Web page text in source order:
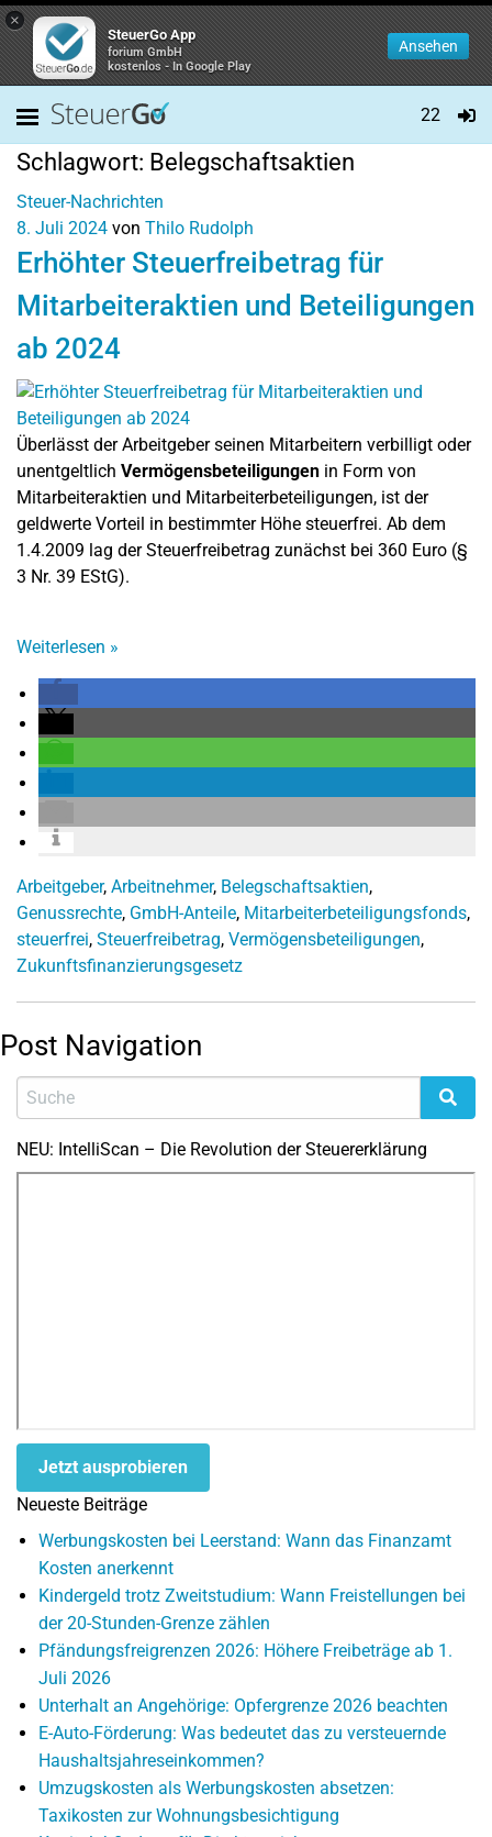
×
SteuerGo App
forium GmbH
kostenlos - In Google Play
Ansehen
22
Schlagwort: Belegschaftsaktien
Steuer-Nachrichten
8. Juli 2024 von Thilo Rudolph
Erhöhter Steuerfreibetrag für
Mitarbeiteraktien und Beteiligungen
ab 2024
Überlässt der Arbeitgeber seinen Mitarbeitern verbilligt oder
unentgeltlich Vermögensbeteiligungen in Form von
Mitarbeiteraktien und Mitarbeiterbeteiligungen, ist der
geldwerte Vorteil in bestimmter Höhe steuerfrei. Ab dem
1.4.2009 lag der Steuerfreibetrag zunächst bei 360 Euro (§
3 Nr. 39 EStG).
Weiterlesen »
Arbeitgeber, Arbeitnehmer, Belegschaftsaktien,
Genussrechte, GmbH-Anteile, Mitarbeiterbeteiligungsfonds,
steuerfrei, Steuerfreibetrag, Vermögensbeteiligungen,
Zukunftsfinanzierungsgesetz
Post Navigation
NEU: IntelliScan – Die Revolution der Steuererklärung
Jetzt ausprobieren
Neueste Beiträge
Werbungskosten bei Leerstand: Wann das Finanzamt
Kosten anerkennt
Kindergeld trotz Zweitstudium: Wann Freistellungen bei
der 20-Stunden-Grenze zählen
Pfändungsfreigrenzen 2026: Höhere Freibeträge ab 1.
Juli 2026
Unterhalt an Angehörige: Opfergrenze 2026 beachten
E-Auto-Förderung: Was bedeutet das zu versteuernde
Haushaltsjahreseinkommen?
Umzugskosten als Werbungskosten absetzen:
Taxikosten zur Wohnungsbesichtigung